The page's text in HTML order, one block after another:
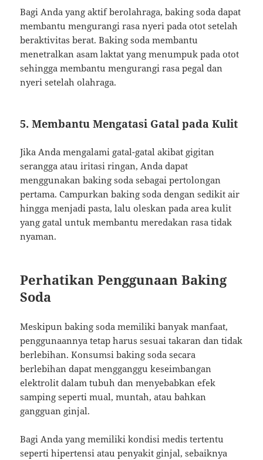
Bagi Anda yang aktif berolahraga, baking soda dapat
membantu mengurangi rasa nyeri pada otot setelah
beraktivitas berat. Baking soda membantu
menetralkan asam laktat yang menumpuk pada otot
sehingga membantu mengurangi rasa pegal dan
nyeri setelah olahraga.
5. Membantu Mengatasi Gatal pada Kulit
Jika Anda mengalami gatal-gatal akibat gigitan
serangga atau iritasi ringan, Anda dapat
menggunakan baking soda sebagai pertolongan
pertama. Campurkan baking soda dengan sedikit air
hingga menjadi pasta, lalu oleskan pada area kulit
yang gatal untuk membantu meredakan rasa tidak
nyaman.
Perhatikan Penggunaan Baking
Soda
Meskipun baking soda memiliki banyak manfaat,
penggunaannya tetap harus sesuai takaran dan tidak
berlebihan. Konsumsi baking soda secara
berlebihan dapat mengganggu keseimbangan
elektrolit dalam tubuh dan menyebabkan efek
samping seperti mual, muntah, atau bahkan
gangguan ginjal.
Bagi Anda yang memiliki kondisi medis tertentu
seperti hipertensi atau penyakit ginjal, sebaiknya